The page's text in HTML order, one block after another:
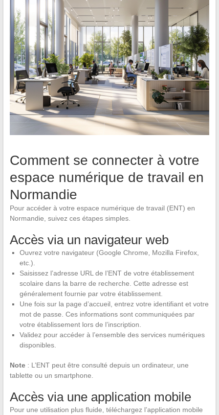
Comment se connecter à votre
espace numérique de travail en
Normandie
Pour accéder à votre espace numérique de travail (ENT) en
Normandie, suivez ces étapes simples.
Accès via un navigateur web
Ouvrez votre navigateur (Google Chrome, Mozilla Firefox,
etc.).
Saisissez l’adresse URL de l’ENT de votre établissement
scolaire dans la barre de recherche. Cette adresse est
généralement fournie par votre établissement.
Une fois sur la page d’accueil, entrez votre identifiant et votre
mot de passe. Ces informations sont communiquées par
votre établissement lors de l’inscription.
Validez pour accéder à l’ensemble des services numériques
disponibles.
Note: L’ENT peut être consulté depuis un ordinateur, une
tablette ou un smartphone.
Accès via une application mobile
Pour une utilisation plus fluide, téléchargez l’application mobile